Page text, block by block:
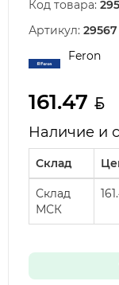
Код товара:
Артикул: 29567
Feron
161.47
Наличие и
Склад
Склад
МСК